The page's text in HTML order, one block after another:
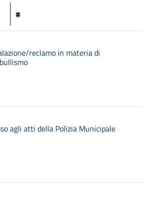
#
reclamo in materia di
agli atti della Polizia Municipale